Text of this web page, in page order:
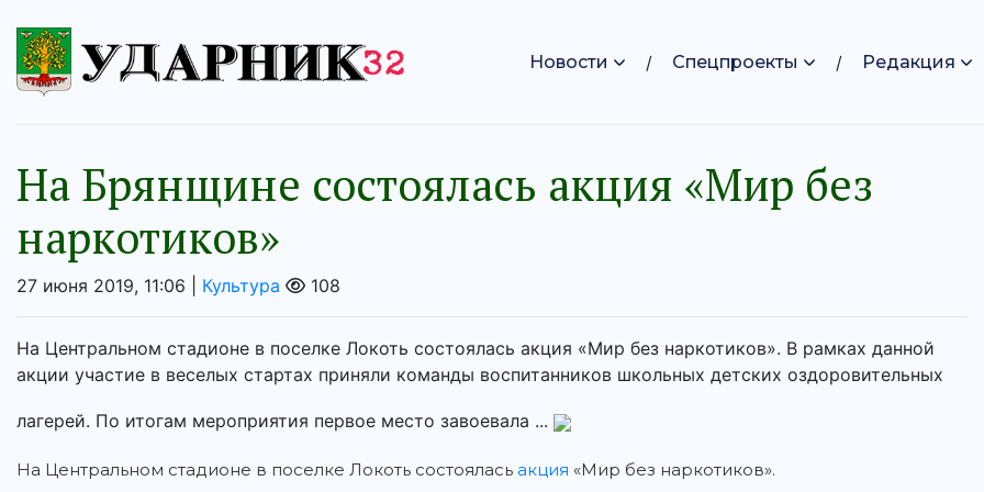
Новости Спецпроекты Редакция
На Брянщине состоялась акция «Мир без
наркотиков»
27 июня 2019, 11:06 | Культура 108
На Центральном стадионе в поселке Локоть состоялась акция «Мир без наркотиков». В рамках данной
акции участие в веселых стартах приняли команды воспитанников школьных детских оздоровительных
лагерей. По итогам мероприятия первое место завоевала ...
На Центральном стадионе в поселке Локоть состоялась акция «Мир без наркотиков».